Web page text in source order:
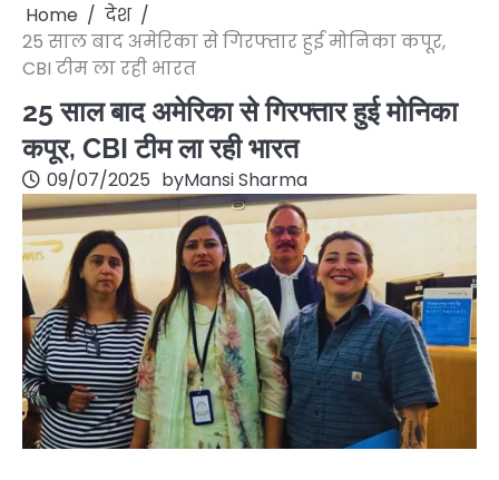
Home
देश
25 साल बाद अमेरिका से गिरफ्तार हुई मोनिका कपूर,
CBI टीम ला रही भारत
25 साल बाद अमेरिका से गिरफ्तार हुई मोनिका
कपूर, CBI टीम ला रही भारत
09/07/2025 byMansi Sharma